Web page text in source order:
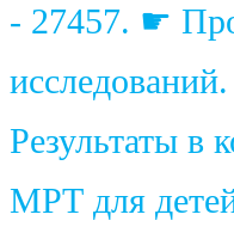
- 27457. ☛
Результаты в
МРТ для